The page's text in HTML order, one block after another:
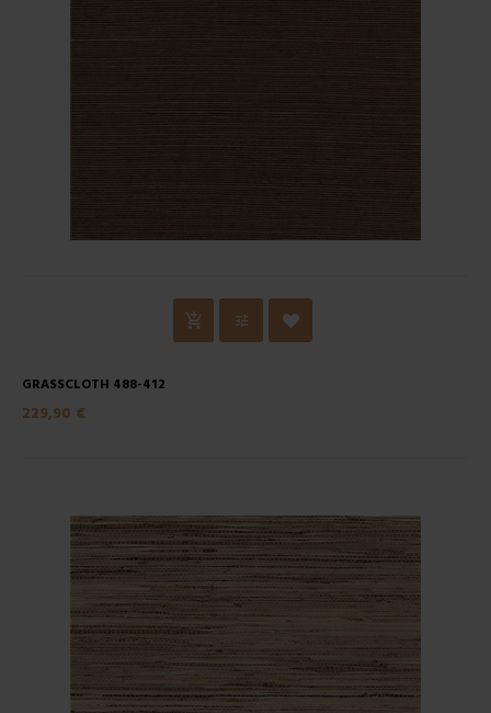
GRASSCLOTH 488-412
229,90 €